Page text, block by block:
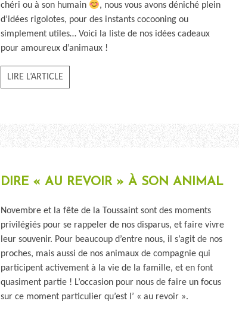
chéri ou à son humain
, nous vous avons déniché plein
d’idées rigolotes, pour des instants cocooning ou
simplement utiles… Voici la liste de nos idées cadeaux
pour amoureux d’animaux !
LIRE L’ARTICLE
DIRE « AU REVOIR » À SON ANIMAL
Novembre et la fête de la Toussaint sont des moments
privilégiés pour se rappeler de nos disparus, et faire vivre
leur souvenir. Pour beaucoup d’entre nous, il s’agit de nos
proches, mais aussi de nos animaux de compagnie qui
participent activement à la vie de la famille, et en font
quasiment partie ! L’occasion pour nous de faire un focus
sur ce moment particulier qu’est l’ « au revoir ».